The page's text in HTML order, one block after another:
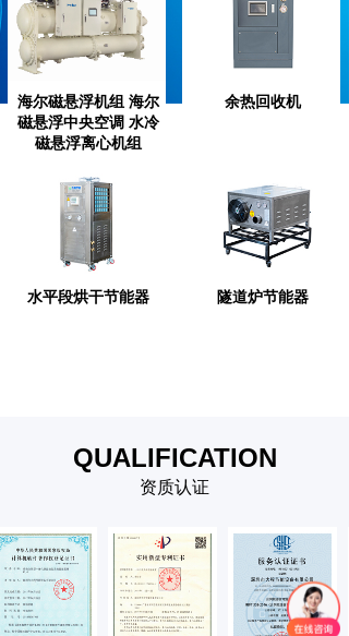
海尔磁悬浮机组 海尔
磁悬浮中央空调 水冷
磁悬浮离心机组
余热回收机
水平段烘干节能器 隧道炉节能器
QUALIFICATION
资质认证